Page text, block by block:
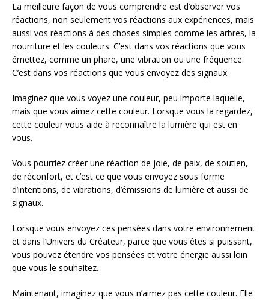
La meilleure façon de vous comprendre est d’observer vos
réactions, non seulement vos réactions aux expériences, mais
aussi vos réactions à des choses simples comme les arbres, la
nourriture et les couleurs. C’est dans vos réactions que vous
émettez, comme un phare, une vibration ou une fréquence.
C’est dans vos réactions que vous envoyez des signaux.
Imaginez que vous voyez une couleur, peu importe laquelle,
mais que vous aimez cette couleur. Lorsque vous la regardez,
cette couleur vous aide à reconnaître la lumière qui est en
vous.
Vous pourriez créer une réaction de joie, de paix, de soutien,
de réconfort, et c’est ce que vous envoyez sous forme
d’intentions, de vibrations, d’émissions de lumière et aussi de
signaux.
Lorsque vous envoyez ces pensées dans votre environnement
et dans l’Univers du Créateur, parce que vous êtes si puissant,
vous pouvez étendre vos pensées et votre énergie aussi loin
que vous le souhaitez.
Maintenant, imaginez que vous n’aimez pas cette couleur. Elle